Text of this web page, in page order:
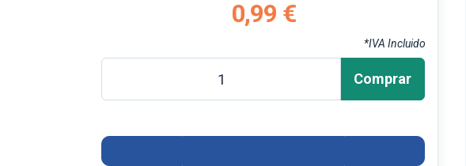
0,99 €
*IVA Incluido
Comprar